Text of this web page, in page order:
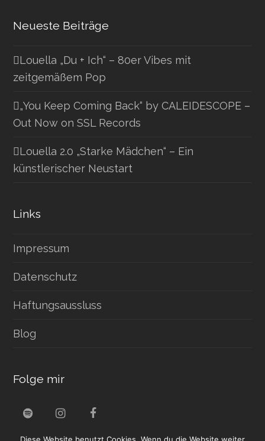
Neueste Beiträge
Louella „Du + Ich“ – 80er Vibes mit
zeitgemäßem Pop
„You Keep Coming Back“ by CALEIDESCOPE –
Out Now on SSL Records
Louella 2.0 „Starke Mädchen“ – Ein
künstlerischer Neustart
Links
Impressum
Datenschutz
Haftungsaussluss
Blog
Folge mir
S
I
F